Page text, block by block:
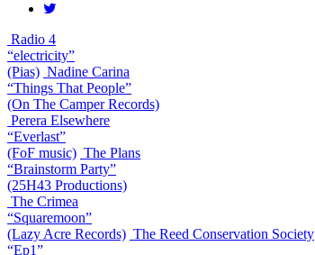
Radio 4
“electricity”
(Pias) Nadine Carina
“Things That People”
(On The Camper Records)
Perera Elsewhere
“Everlast”
(FoF music) The Plans
“Brainstorm Party”
(25H43 Productions)
The Crimea
“Squaremoon”
(Lazy Acre Records) The Reed Conservation Society
“Ep1”